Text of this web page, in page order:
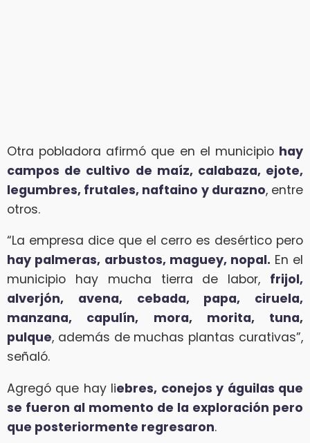
Otra pobladora afirmó que en el municipio hay
campos de cultivo de maíz, calabaza, ejote,
legumbres, frutales, naftaino y durazno, entre
otros.
“La empresa dice que el cerro es desértico pero
hay palmeras, arbustos, maguey, nopal. En el
municipio hay mucha tierra de labor, frijol,
alverjón, avena, cebada, papa, ciruela,
manzana, capulín, mora, morita, tuna,
pulque, además de muchas plantas curativas”,
señaló.
Agregó que hay liebres, conejos y águilas que
se fueron al momento de la exploración pero
que posteriormente regresaron.